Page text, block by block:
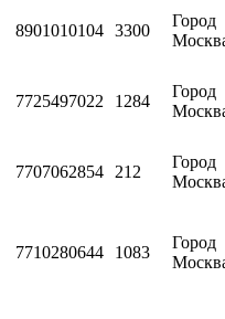
8901010104 3300
Город
7725497022 1284
Город
7707062854 212
Город
7710280644 1083
Город